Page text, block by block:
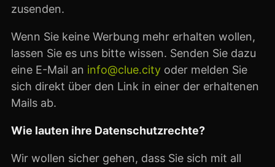
zusenden.
Wenn Sie keine Werbung mehr erhalten wollen,
lassen Sie es uns bitte wissen. Senden Sie dazu
eine E-Mail an info@clue.city oder melden Sie
sich direkt über den Link in einer der erhaltenen
Mails ab.
Wie lauten ihre Datenschutzrechte?
Wir wollen sicher gehen, dass Sie sich mit all